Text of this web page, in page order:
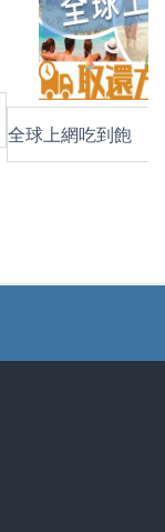
全球上網吃到飽